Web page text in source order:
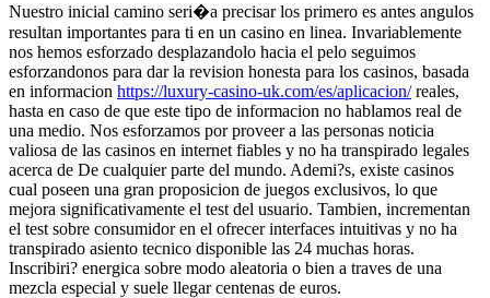
Nuestro inicial camino seri�a precisar los primero es antes angulos
resultan importantes para ti en un casino en linea. Invariablemente
nos hemos esforzado desplazandolo hacia el pelo seguimos
esforzandonos para dar la revision honesta para los casinos, basada
en informacion https://luxury-casino-uk.com/es/aplicacion/reales,
hasta en caso de que este tipo de informacion no hablamos real de
una medio. Nos esforzamos por proveer a las personas noticia
valiosa de las casinos en internet fiables y no ha transpirado legales
acerca de De cualquier parte del mundo. Ademi?s, existe casinos
cual poseen una gran proposicion de juegos exclusivos, lo que
mejora significativamente el test del usuario. Tambien, incrementan
el test sobre consumidor en el ofrecer interfaces intuitivas y no ha
transpirado asiento tecnico disponible las 24 muchas horas.
Inscribiri? energica sobre modo aleatoria o bien a traves de una
mezcla especial y suele llegar centenas de euros.